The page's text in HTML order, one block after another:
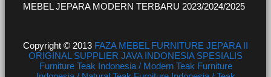
MEBEL JEPARA MODERN TERBARU 2023/2024/2025
Copyright © 2013 FAZA MEBEL FURNITURE JEPARA II
ORIGINAL SUPPLIER JAVA INDONESIA SPESIALIS
Furniture Teak Indonesia / Modern Teak Furniture